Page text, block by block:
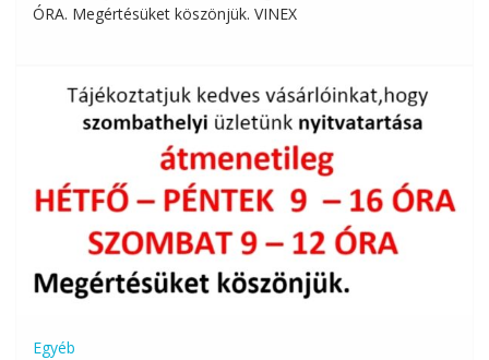
ÓRA. Megértésüket köszönjük. VINEX
Egyéb